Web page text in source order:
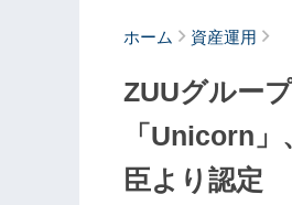
ホーム 資産運用
ZUUグルー
「Unicorn
臣より認定